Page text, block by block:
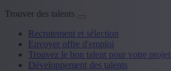
Trouver des talents
Recrutement et sélection
Envoyer offre d'emploi
Trouvez le bon talent pour votre projet
Développement des talents